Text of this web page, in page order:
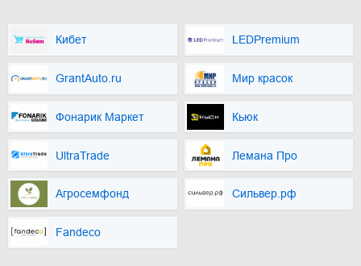
Кибет LEDPremium
GrantAuto.ru Мир красок
Фонарик Маркет Кьюк
UltraTrade Лемана Про
Агросемфонд Сильвер.рф
Fandeco